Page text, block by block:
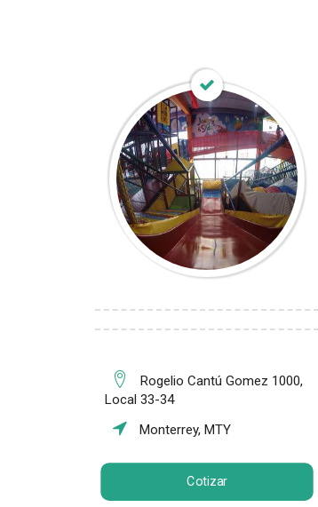
Rogelio Cantú Gomez 1000,
Local 33-34
Monterrey, MTY
Cotizar